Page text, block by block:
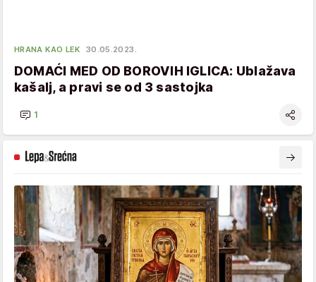
HRANA KAO LEK 30.05.2023.
DOMAĆI MED OD BOROVIH IGLICA: Ublažava
kašalj, a pravi se od 3 sastojka
1